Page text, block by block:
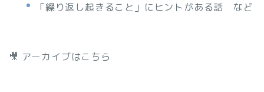
「繰り返し起きること」にヒントがある話 など
🎥 アーカイブはこちら